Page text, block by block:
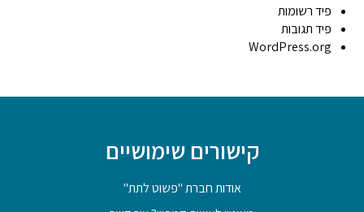
פיד רשומות
פיד תגובות
WordPress.org
קישורים שימושיים
אודות חברת "פשוט לתת"